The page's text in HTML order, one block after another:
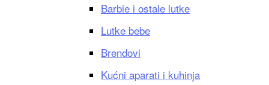
Barbie i ostale lutke
Lutke bebe
Brendovi
Kućni aparati i kuhinja